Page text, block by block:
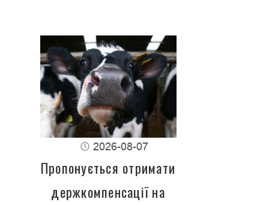
2026-08-07
Пропонується отримати
держкомпенсації на